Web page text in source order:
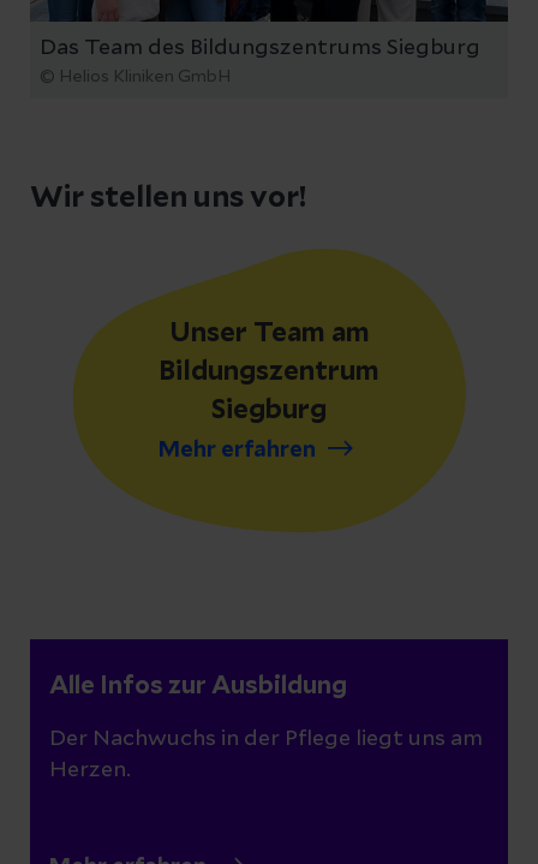
Das Team des Bildungszentrums Siegburg
© Helios Kliniken GmbH
Wir stellen uns vor!
Unser Team am
Bildungszentrum
Siegburg
Mehr erfahren
Alle Infos zur Ausbildung
Der Nachwuchs in der Pflege liegt uns am
Herzen.